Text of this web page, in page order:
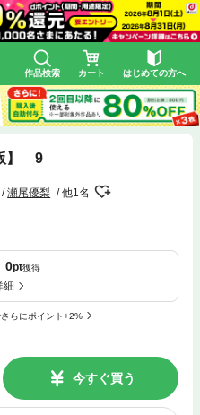
作品検索 カート はじめての方へ
】 9
瀬尾優梨 他1名
0pt獲得
細
らにポイント+2%
今すぐ買う